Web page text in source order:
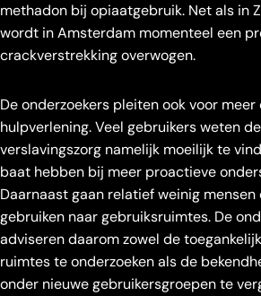
methadon bij opiaatgebruik. Net als in
wordt in Amsterdam momenteel een
crackverstrekking overwogen.
De onderzoekers pleiten ook voor
hulpverlening. Veel gebruikers weten
verslavingszorg namelijk moeilijk te
baat hebben bij meer proactieve
Daarnaast gaan relatief weinig
gebruiken naar gebruiksruimtes. De
adviseren daarom zowel de
ruimtes te onderzoeken als de
onder nieuwe gebruikersgroepen te